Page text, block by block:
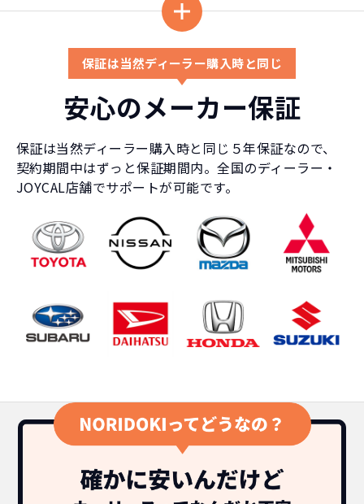
保証は当然ディーラー購入時と同じ
安心のメーカー保証
保証は当然ディーラー購入時と同じ５年保証なので、
契約期間中はずっと保証期間内。全国のディーラー・
JOYCAL店舗でサポートが可能です。